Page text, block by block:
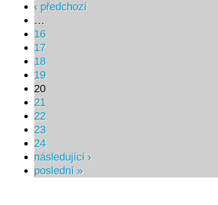
‹ předchozí
…
16
17
18
19
20
21
22
23
24
následující ›
poslední »